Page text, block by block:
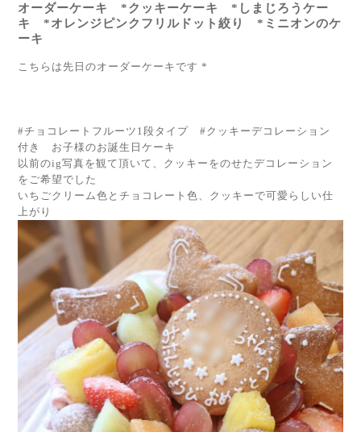
オーダーケーキ *クッキーケーキ *しまじろうケー
キ *オレンジピンクフリルドット絞り *ミニオンのケ
ーキ
こちらは先日のオーダーケーキです *
#チョコレートフルーツ1段タイプ #クッキーデコレーション
付き お子様のお誕生日ケーキ
以前のig写真を観て頂いて、クッキーをのせたデコレーション
をご希望でした
いちごクリーム色とチョコレート色、クッキーで可愛らしい仕
上がり